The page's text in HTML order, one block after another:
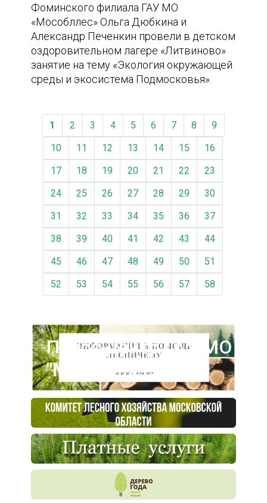
Фоминского филиала ГАУ МО
«Мособллес» Ольга Дюбкина и
Александр Печенкин провели в детском
оздоровительном лагере «Литвиново»
занятие на тему «Экология окружающей
среды и экосистема Подмосковья».
1 2 3 4 5 6 7 8
9
10
11 12 13 14 15
16
17
18 19 20 21 22
23
24
25 26 27 28 29
30
31
32 33 34 35 36
37
38
39 40 41 42 43
44
45
46 47 48 49 50
51
52
53 54 55 56 57 58
Пресс-центр ГАУ МО
"Мособллес"